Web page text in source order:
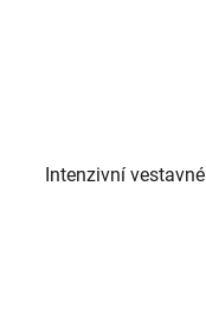
Intenzivní